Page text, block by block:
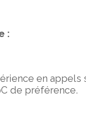
:
en
de préférence.